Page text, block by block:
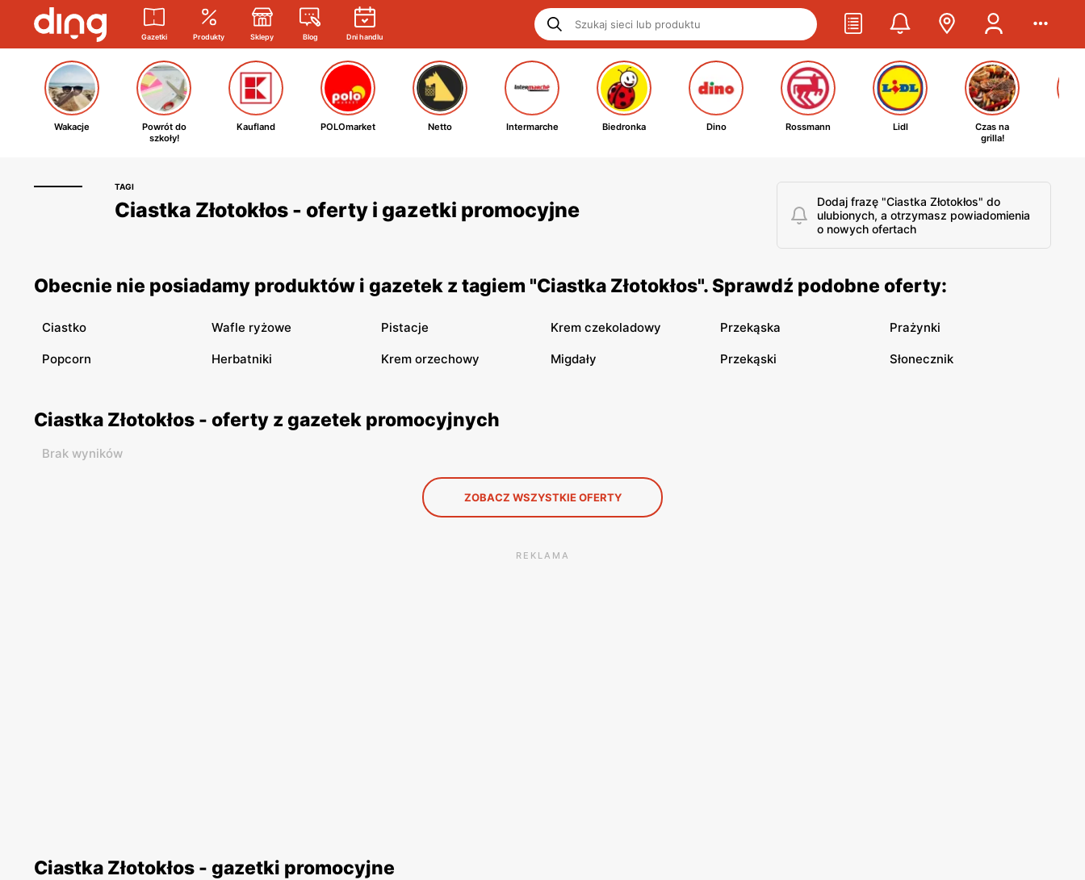
Gazetki Produkty Sklepy Blog Dni handlu
Wakacje
Powrót do
szkoły!
Kaufland POLOmarket Netto Intermarche Biedronka Dino Rossmann Lidl
Czas na
grilla!
TAGI
Ciastka Złotokłos - oferty i gazetki promocyjne
Dodaj frazę "Ciastka Złotokłos" do
ulubionych, a otrzymasz powiadomienia
o nowych ofertach
Obecnie nie posiadamy produktów i gazetek z tagiem "Ciastka Złotokłos". Sprawdź podobne oferty:
Ciastko Wafle ryżowe Pistacje Krem czekoladowy Przekąska Prażynki
Popcorn Herbatniki Krem orzechowy Migdały Przekąski Słonecznik
Ciastka Złotokłos - oferty z gazetek promocyjnych
Brak wyników
ZOBACZ WSZYSTKIE OFERTY
REKLAMA
Ciastka Złotokłos - gazetki promocyjne